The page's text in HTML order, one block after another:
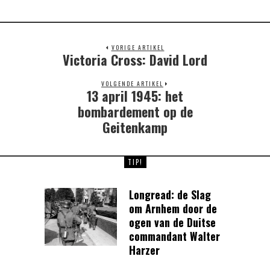
VORIGE ARTIKEL
Previous
Victoria Cross: David Lord
VOLGENDE ARTIKEL
Next
13 april 1945: het
bombardement op de
Geitenkamp
TIP!
Longread: de Slag
om Arnhem door de
ogen van de Duitse
commandant Walter
Harzer